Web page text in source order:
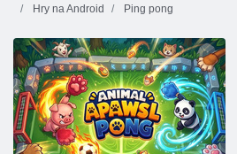
Hry na Android
Ping pong